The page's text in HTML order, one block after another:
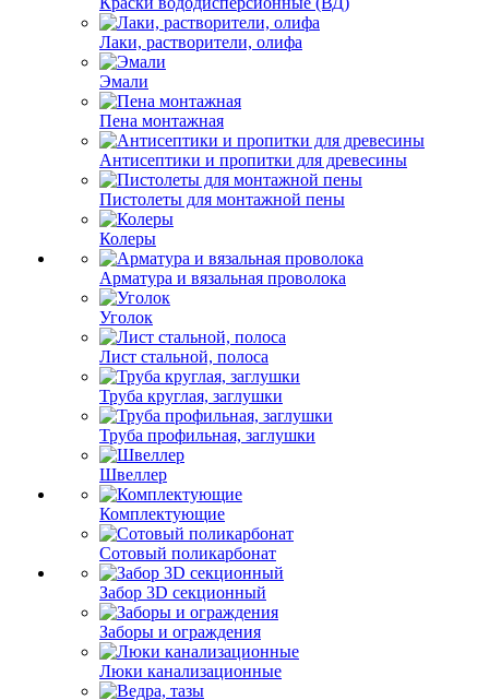
Лаки, растворители, олифа
Эмали
Пена монтажная
Антисептики и пропитки для древесины
Пистолеты для монтажной пены
Колеры
Арматура и вязальная проволока
Уголок
Лист стальной, полоса
Труба круглая, заглушки
Труба профильная, заглушки
Швеллер
Комплектующие
Сотовый поликарбонат
Забор 3D секционный
Заборы и ограждения
Люки канализационные